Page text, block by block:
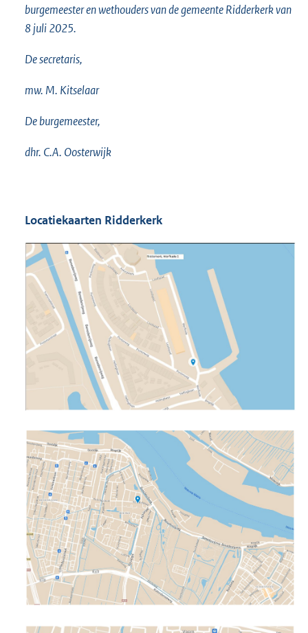
burgemeester en wethouders van de gemeente Ridderkerk van
8 juli 2025.
De secretaris,
mw. M. Kitselaar
De burgemeester,
dhr. C.A. Oosterwijk
Locatiekaarten Ridderkerk